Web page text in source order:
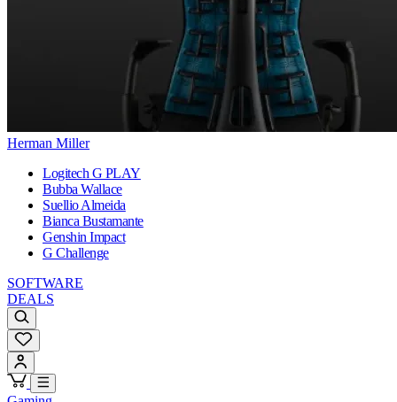
Herman Miller
Logitech G PLAY
Bubba Wallace
Suellio Almeida
Bianca Bustamante
Genshin Impact
G Challenge
SOFTWARE
DEALS